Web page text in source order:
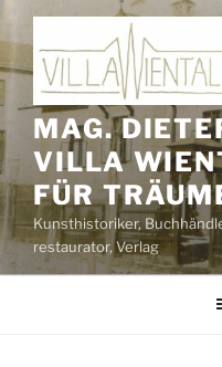
Zum
Inhalt
springen
MAG.
VILLA
FÜR
Kunsthistoriker,
restaurator, Verlag